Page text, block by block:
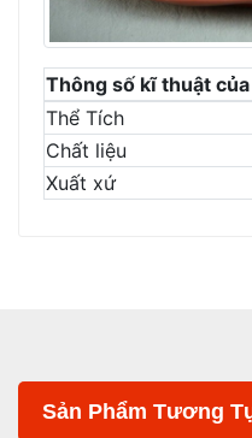
Thông số kĩ thuật
Thể Tích
Chất liệu
Xuất xứ
Sản Phẩm Tương